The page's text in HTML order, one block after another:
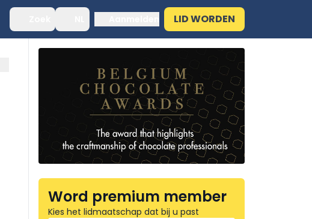
LID WORDEN
Word premium member
Kies het lidmaatschap dat bij u past